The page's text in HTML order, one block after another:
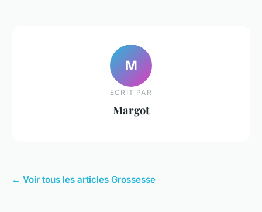
M
ECRIT PAR
Margot
← Voir tous les articles Grossesse